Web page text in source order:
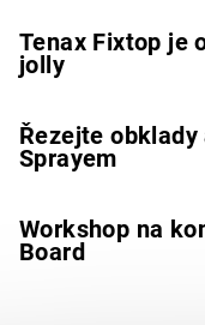
Tenax Fixtop je
jolly
Řezejte
Sprayem
Workshop na
Board